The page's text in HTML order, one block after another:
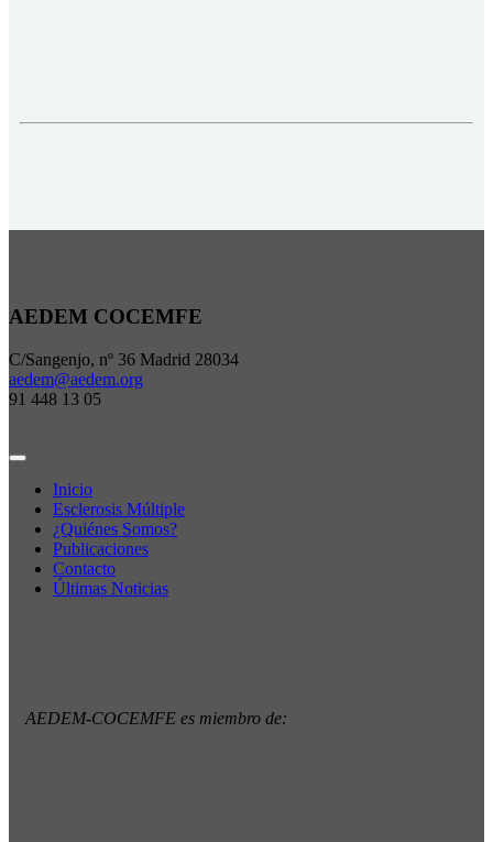
AEDEM COCEMFE
C/Sangenjo, nº 36 Madrid 28034
aedem@aedem.org
91 448 13 05
Inicio
Esclerosis Múltiple
¿Quiénes Somos?
Publicaciones
Contacto
Últimas Noticias
AEDEM-COCEMFE es miembro de: